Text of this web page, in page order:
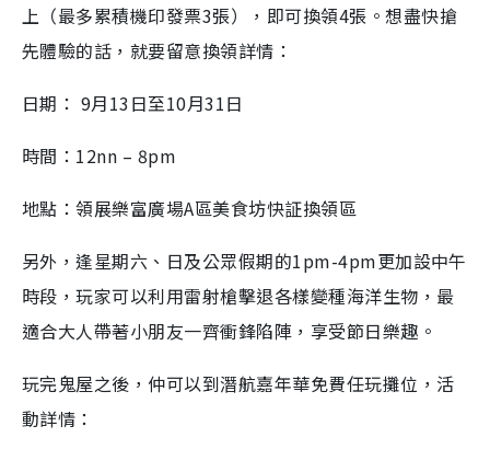
上（最多累積機印發票3張），即可換領4張。想盡快搶
先體驗的話，就要留意換領詳情：
日期： 9月13日至10月31日
時間：12nn – 8pm
地點：領展樂富廣場A區美食坊快証換領區
另外，逢星期六、日及公眾假期的1pm-4pm更加設中午
時段，玩家可以利用雷射槍擊退各樣變種海洋生物，最
適合大人帶著小朋友一齊衝鋒陷陣，享受節日樂趣。
玩完鬼屋之後，仲可以到潛航嘉年華免費任玩攤位，活
動詳情：